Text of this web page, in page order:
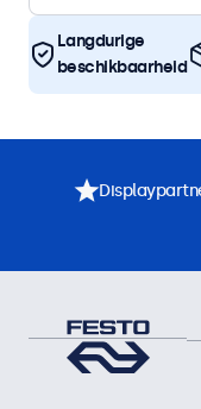
Langdurige
beschikbaarheid